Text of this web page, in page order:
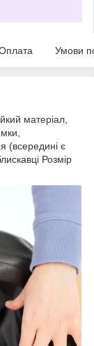
Умови
матеріал,
(всередині є
Розмір